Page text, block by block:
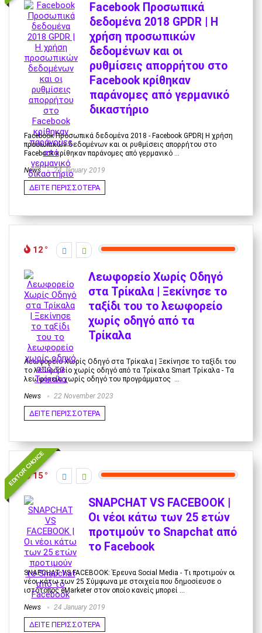
Facebook Προσωπικά
δεδομένα 2018 GPDR | Η
χρήση προσωπικών
δεδομένων και οι
ρυθμίσεις απορρήτου στο
Facebook κρίθηκαν
παράνομες από γερμανικό
δικαστήριο
Facebook Προσωπικά δεδομένα 2018 - Facebook GPDR| Η χρήση
προσωπικών δεδομένων και οι ρυθμίσεις απορρήτου στο
Facebook κρίθηκαν παράνομες από γερμανικό ...
News 24 January 2019
ΔΕΙΤΕ ΠΕΡΙΣΣΟΤΕΡΑ
12
Λεωφορείο Χωρίς Οδηγό
στα Τρίκαλα | Ξεκίνησε το
ταξίδι του το λεωφορείο
χωρίς οδηγό από τα
Τρίκαλα
Λεωφορέιο Χωρίς Οδηγό στα Τρίκαλα | Ξεκίνησε το ταξίδι του
το λεωφορείο χωρίς οδηγό από τα Τρίκαλα Smart Τρίκαλα - Τα
λεωφορεία χωρίς οδηγό του προγράμματος ...
News 22 November 2023
ΔΕΙΤΕ ΠΕΡΙΣΣΟΤΕΡΑ
EDITOR CHOICE
15
SNAPCHAT VS FACEBOOK |
Οι νέοι κάτω των 25 ετών
προτιμούν το Snapchat από
το Facebook
SNAPCHAT VS FACEBOOK: Έρευνα Social Media - Tι προτιμούν οι
νέοι κάτω των 25 Σύμφωνα με στοιχεία που δημοσίευσε ο
ιστότοπος eMarketer στον οποίο κανείς μπορεί ...
News 24 January 2019
ΔΕΙΤΕ ΠΕΡΙΣΣΟΤΕΡΑ